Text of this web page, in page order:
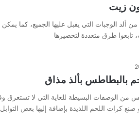
زیت
الوجبات التي يقبل عليها الجميع، كما يمكن
تابعوا طرق متعددة لتحضيرها
بالبطاطس بألذ مذاق
من الوصفات البسيطة للغاية التي لا
كرات اللحم اللذيذة بإضافة إليها بعض التوابل